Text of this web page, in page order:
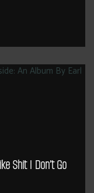
Shit I Don’t Go